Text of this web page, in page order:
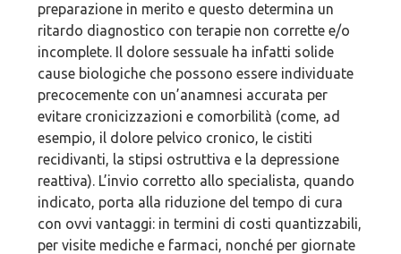
preparazione in merito e questo determina un
ritardo diagnostico con terapie non corrette e/o
incomplete. Il dolore sessuale ha infatti solide
cause biologiche che possono essere individuate
precocemente con un’anamnesi accurata per
evitare cronicizzazioni e comorbilità (come, ad
esempio, il dolore pelvico cronico, le cistiti
recidivanti, la stipsi ostruttiva e la depressione
reattiva). L’invio corretto allo specialista, quando
indicato, porta alla riduzione del tempo di cura
con ovvi vantaggi: in termini di costi quantizzabili,
per visite mediche e farmaci, nonché per giornate